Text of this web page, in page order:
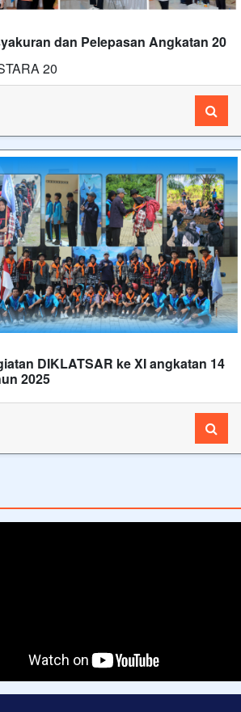
dan Pelepasan Angkatan 20
20
DIKLATSAR ke XI angkatan 14
2025